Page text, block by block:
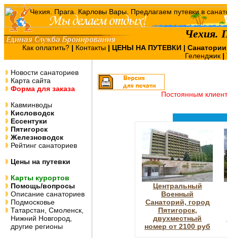
Чехия.
Как оплатить? | Контакты | ЦЕНЫ НА ПУТЕВКИ |
Геленджик |
Новости санаториев
Карта сайта
Форма для заказа
Кавминводы
Кисловодск
Ессентуки
Пятигорск
Железноводск
Рейтинг санаториев
Цены на путевки
Карты курортов
Помощь/вопросы
Описание санаториев
Подмосковье
Татарстан, Смоленск,
Нижний Новгород,
другие регионы
Постоянным
Центральный
Военный
Санаторий, город
Пятигорск,
двухместный
номер от 2100 руб